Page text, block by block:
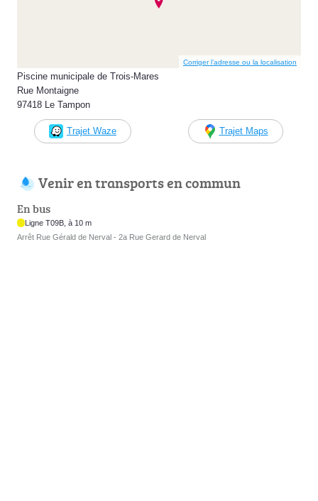
Corriger l’adresse ou la localisation
Piscine municipale de Trois-Mares
Rue Montaigne
97418 Le Tampon
Trajet Waze Trajet Maps
Venir en transports en commun
En bus
Ligne T09B, à 10 m
Arrêt Rue Gérald de Nerval - 2a Rue Gerard de Nerval